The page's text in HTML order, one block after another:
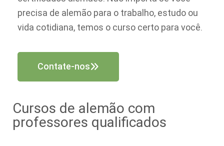
precisa de alemão para o trabalho, estudo ou
vida cotidiana, temos o curso certo para você.
Contate-nos
Cursos de alemão com
professores qualificados